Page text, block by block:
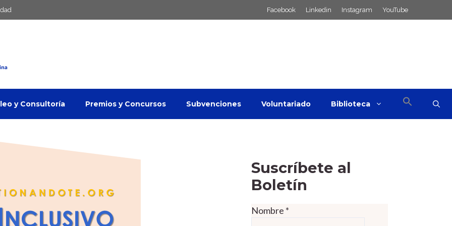
Facebook Linkedin Instagram YouTube
y Consultoría Premios y Concursos Subvenciones Voluntariado Biblioteca
Suscríbete al
Boletín
Nombre *